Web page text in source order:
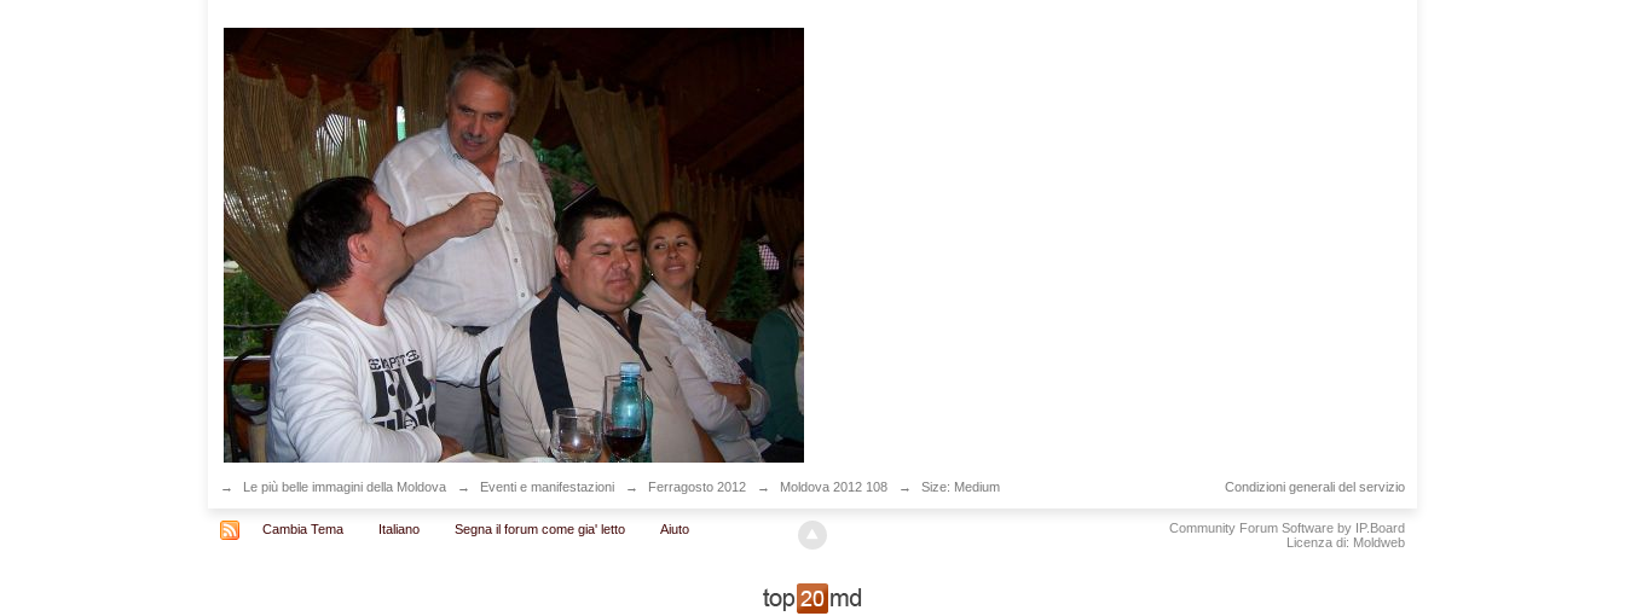
→ Le più belle immagini della Moldova → Eventi e manifestazioni → Ferragosto 2012 → Moldova 2012 108 → Size: Medium Condizioni generali del servizio
Cambia Tema Italiano Segna il forum come gia' letto Aiuto
Community Forum Software by IP.Board
Licenza di: Moldweb